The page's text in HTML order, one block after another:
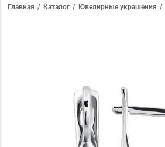
Главная Каталог Ювелирные украшения